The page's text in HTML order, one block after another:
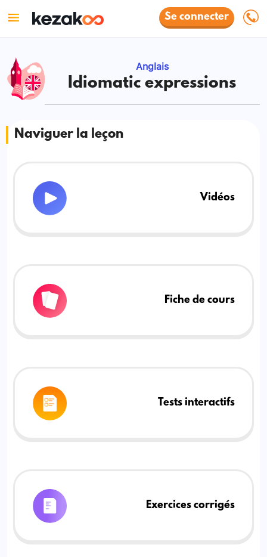
Se connecter
Anglais
Idiomatic expressions
Naviguer la leçon
Vidéos
Fiche de cours
Tests interactifs
Exercices corrigés